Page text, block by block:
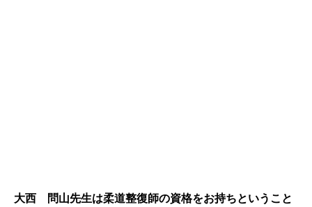
大西 問山先生は柔道整復師の資格をお持ちということ